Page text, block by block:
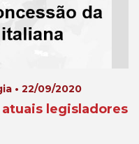
• 22/09/2020
legisladores